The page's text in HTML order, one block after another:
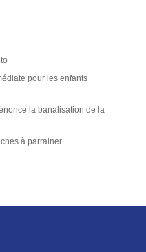
pour les enfants
la banalisation de la
à parrainer